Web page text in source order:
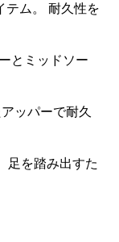
テム。 耐久性を
とミッドソー
ッパーで耐久
足を踏み出すた